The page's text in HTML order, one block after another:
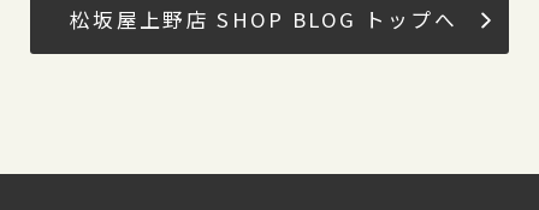
松坂屋上野店 SHOP BLOG トップへ